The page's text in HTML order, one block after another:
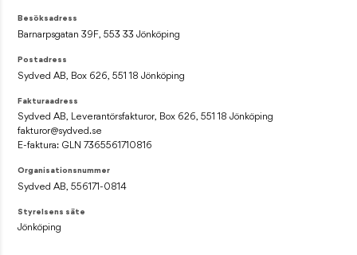
Besöksadress
Barnarpsgatan 39F, 553 33 Jönköping
Postadress
Sydved AB, Box 626, 551 18 Jönköping
Fakturaadress
Sydved AB, Leverantörsfakturor, Box 626, 551 18 Jönköping
fakturor@sydved.se
E-faktura: GLN 7365561710816
Organisationsnummer
Sydved AB, 556171-0814
Styrelsens säte
Jönköping